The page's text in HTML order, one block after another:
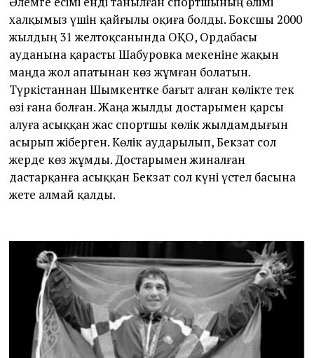
халқымыз үшін қайғылы оқиға болды. Боксшы 2000
жылдың 31 желтоқсанында ОҚО, Ордабасы
ауданына қарасты Шабуровка мекеніне жақын
маңда жол апатынан көз жұмған болатын.
Түркістаннан Шымкентке бағыт алған көлікте тек
өзі ғана болған. Жаңа жылды достарымен қарсы
алуға асыққан жас спортшы көлік жылдамдығын
асырып жіберген. Көлік аударылып, Бекзат сол
жерде көз жұмды. Достарымен жиналған
дастарқанға асыққан Бекзат сол күні үстел басына
жете алмай қалды.